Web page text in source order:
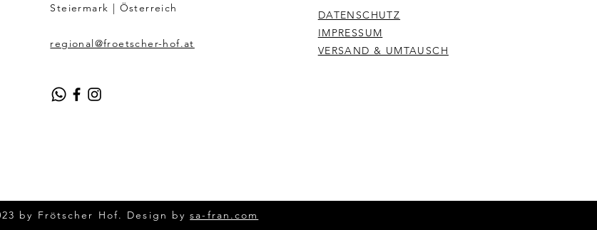
Steiermark | Österreich
regional@froetscher-hof.at
DATENSCHUTZ
IMPRESSUM
VERSAND & UMTAUSCH
by Frötscher Hof. Design bysa-fran.com